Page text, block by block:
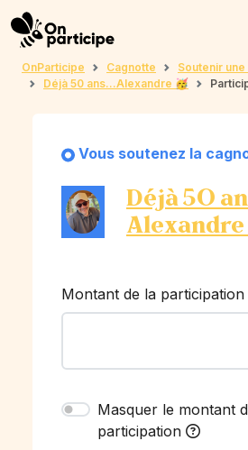
OnParticipe Cagnotte Soutenir
Déjà 50 ans…Alexandre 🥳
Vous soutenez la
Déjà 50
Alexandre
Montant de la participation
Masquer le montant
participation